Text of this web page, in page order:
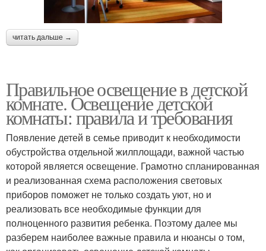
читать дальше →
Правильное освещение в детской
комнате. Освещение детской
комнаты: правила и требования
Появление детей в семье приводит к необходимости
обустройства отдельной жилплощади, важной частью
которой является освещение. Грамотно спланированная
и реализованная схема расположения световых
приборов поможет не только создать уют, но и
реализовать все необходимые функции для
полноценного развития ребенка. Поэтому далее мы
разберем наиболее важные правила и нюансы о том,